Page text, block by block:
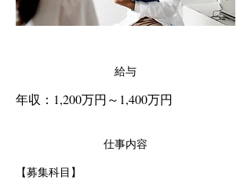
給与
年収：1,200万円～1,400万円
仕事内容
【募集科目】